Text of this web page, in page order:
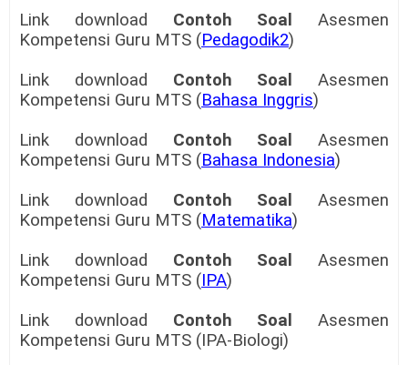
Link download Contoh Soal Asesmen
Kompetensi Guru MTS (Pedagodik2)
Link download Contoh Soal Asesmen
Kompetensi Guru MTS (Bahasa Inggris)
Link download Contoh Soal Asesmen
Kompetensi Guru MTS (Bahasa Indonesia)
Link download Contoh Soal Asesmen
Kompetensi Guru MTS (Matematika)
Link download Contoh Soal Asesmen
Kompetensi Guru MTS (IPA)
Link download Contoh Soal Asesmen
Kompetensi Guru MTS (IPA-Biologi)